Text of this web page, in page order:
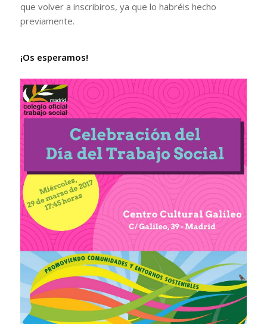
que volver a inscribiros, ya que lo habréis hecho
previamente.
¡Os esperamos!